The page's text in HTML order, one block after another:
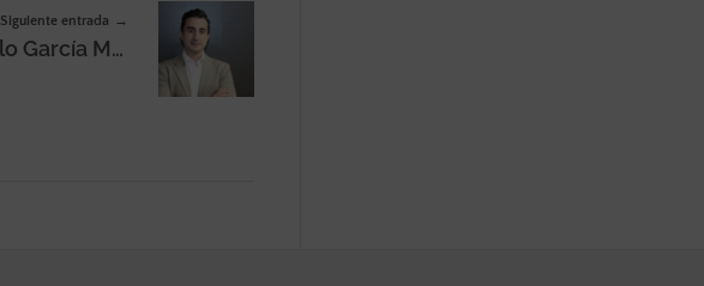
Siguiente entrada
Grupo QDQ nombra a Pablo García Medrano su nuevo Head of Partners para poner en marcha su Programa de Partners